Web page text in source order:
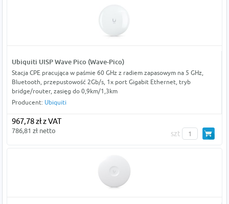
Ubiquiti UISP Wave Pico (Wave-Pico)
Stacja CPE pracująca w paśmie 60 GHz z radiem zapasowym na 5 GHz,
Bluetooth, przepustowość 2Gb/s, 1x port Gigabit Ethernet, tryb
bridge/router, zasięg do 0,9km/1,3km
Producent: Ubiquiti
967,78 zł z VAT
786,81 zł netto szt